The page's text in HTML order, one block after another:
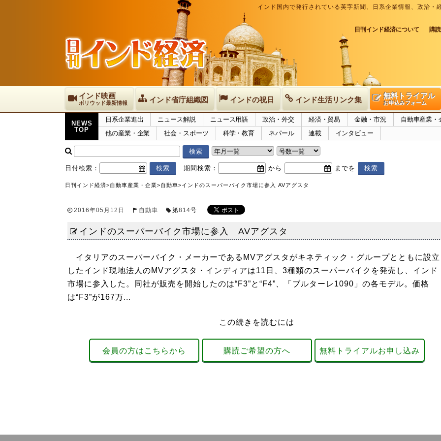
インド国内で発行されている英字新聞、日系企業情報、政治
日刊インド経済について 購
インド映画
ボリウッド最新情報 インド省庁組織図 インドの祝日 インド生活リンク集 無料トライアル
お申込みフォーム
NEWS
TOP
日系企業進出 ニュース解説 ニュース用語 政治・外交 経済・貿易 金融・市況
自動車産業・
他の産業・企業
社会・スポーツ 科学・教育 ネパール 連載 インタビュー
日付検索： 期間検索： から までを
日刊インド経済>自動車産業・企業>自動車>インドのスーパーバイク市場に参入 AVアグスタ
2016年05月12日 自動車 第814号
インドのスーパーバイク市場に参入 AVアグスタ
イタリアのスーパーバイク・メーカーであるMVアグスタがキネティック・グループとともに設立
したインド現地法人のMVアグスタ・インディアは11日、3種類のスーパーバイクを発売し、インド
市場に参入した。同社が販売を開始したのは“F3”と“F4”、「ブルターレ1090」の各モデル。価格
は“F3”が167万...
この続きを読むには
会員の方はこちらから 購読ご希望の方へ 無料トライアルお申し込み